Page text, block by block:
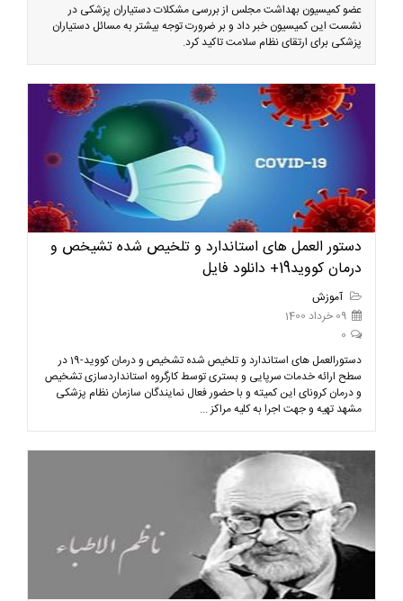
عضو کمیسیون بهداشت مجلس از بررسی مشکلات دستیاران پزشکی در
نشست این کمیسیون خبر داد و بر ضرورت توجه بیشتر به مسائل دستیاران
پزشکی برای ارتقای نظام سلامت تاکید کرد.
دستور العمل های استاندارد و تلخیص شده تشیخص و
درمان کووید19+ دانلود فایل
آموزش
09 خرداد 1400
0
دستورالعمل های استاندارد و تلخیص شده تشخیص و درمان کووید-19 در
سطح ارائه خدمات سرپایی و بستری توسط کارگروه استانداردسازی تشخیص
و درمان کرونای این کمیته و با حضور فعال نمایندگان سازمان نظام پزشکی
مشهد تهیه و جهت اجرا به کلیه مراکز ...